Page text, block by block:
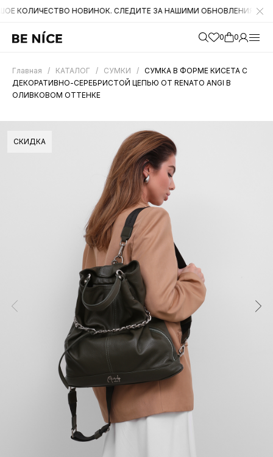
НОВИНОК. СЛЕДИТЕ ЗА НАШИМИ ОБНОВЛЕНИЯМИ НА
0 0
Главная / КАТАЛОГ / СУМКИ / СУМКА В ФОРМЕ КИСЕТА С
ДЕКОРАТИВНО-СЕРЕБРИСТОЙ ЦЕПЬЮ ОТ RENATO ANGI В
ОЛИВКОВОМ ОТТЕНКЕ
СКИДКА